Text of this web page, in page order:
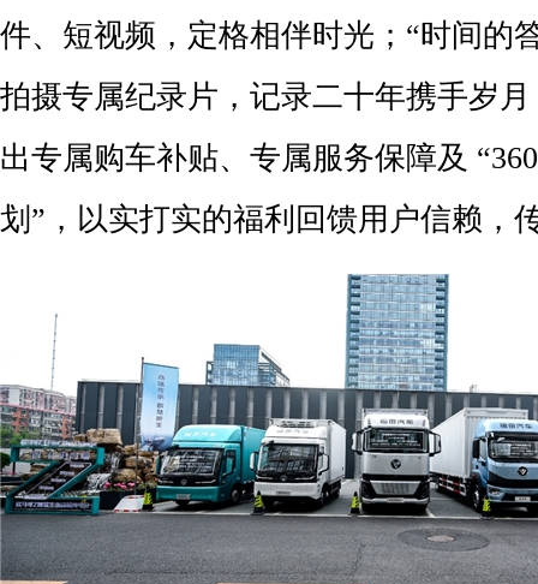
件、短视频，定格相伴时光；“时间的
拍摄专属纪录片，记录二十年携手岁月
出专属购车补贴、专属服务保障及
划”，以实打实的福利回馈用户信赖，